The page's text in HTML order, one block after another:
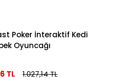
Poker İnteraktif Kedi
Oyuncağı
TL 1.027,14 TL